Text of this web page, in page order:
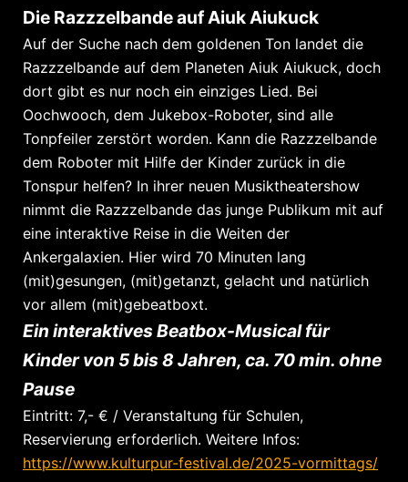
Die Razzzelbande auf Aiuk Aiukuck
Auf der Suche nach dem goldenen Ton landet die
Razzzelbande auf dem Planeten Aiuk Aiukuck, doch
dort gibt es nur noch ein einziges Lied. Bei
Oochwooch, dem Jukebox-Roboter, sind alle
Tonpfeiler zerstört worden. Kann die Razzzelbande
dem Roboter mit Hilfe der Kinder zurück in die
Tonspur helfen? In ihrer neuen Musiktheatershow
nimmt die Razzzelbande das junge Publikum mit auf
eine interaktive Reise in die Weiten der
Ankergalaxien. Hier wird 70 Minuten lang
(mit)gesungen, (mit)getanzt, gelacht und natürlich
vor allem (mit)gebeatboxt.
Ein interaktives Beatbox-Musical für
Kinder von 5 bis 8 Jahren, ca. 70 min. ohne
Pause
Eintritt: 7,- € / Veranstaltung für Schulen,
Reservierung erforderlich. Weitere Infos:
https://www.kulturpur-festival.de/2025-vormittags/